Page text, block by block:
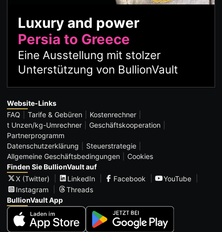
Luxury and power
Persia to Greece
Eine Ausstellung mit stolzer
Unterstützung von BullionVault
Website-Links
FAQ
Tarife & Gebüren
Kostenrechner
t Unzen/kg-Umrechner
Geschäftskooperation
Partnerprogramm
Datenschutzerklärung
Steuerstrategie
Allgemeine Geschäftsbedingungen
Cookies
Finden Sie BullionVault auf
X (Twitter)
LinkedIn Facebook
YouTube
Instagram
Threads
BullionVault App